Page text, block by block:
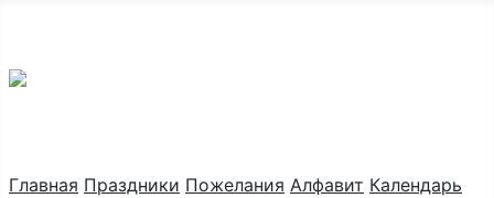
Главная Праздники Пожелания Алфавит Календарь